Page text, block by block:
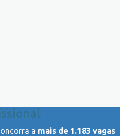
a mais de 1.183 vagas